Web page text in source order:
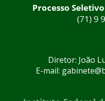
Processo
(71) 9
Diretor: João
E-mail: